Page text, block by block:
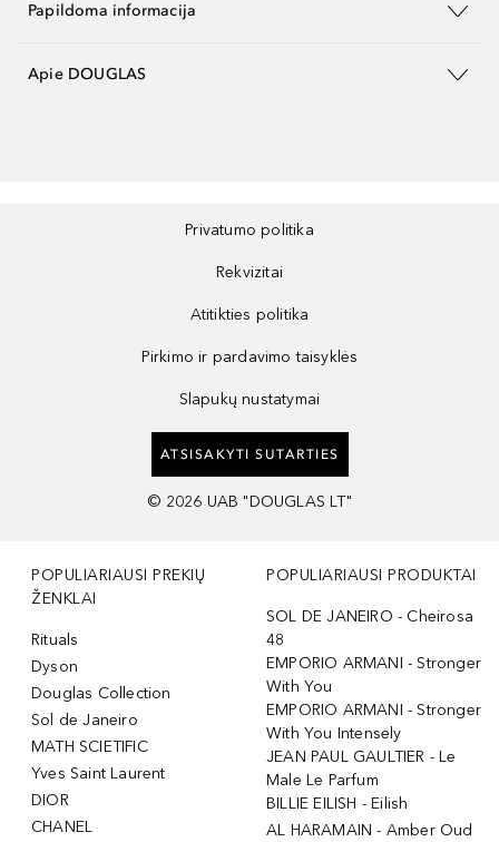
Papildoma informacija
Apie DOUGLAS
Privatumo politika
Rekvizitai
Atitikties politika
Pirkimo ir pardavimo taisyklės
Slapukų nustatymai
ATSISAKYTI SUTARTIES
© 2026 UAB "DOUGLAS LT"
POPULIARIAUSI PREKIŲ
ŽENKLAI
Rituals
Dyson
Douglas Collection
Sol de Janeiro
MATH SCIETIFIC
Yves Saint Laurent
DIOR
CHANEL
POPULIARIAUSI PRODUKTAI
SOL DE JANEIRO - Cheirosa
48
EMPORIO ARMANI - Stronger
With You
EMPORIO ARMANI - Stronger
With You Intensely
JEAN PAUL GAULTIER - Le
Male Le Parfum
BILLIE EILISH - Eilish
AL HARAMAIN - Amber Oud